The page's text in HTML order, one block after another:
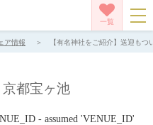
一覧
ア情報 【有名神社をご紹介】送迎も
都宝ヶ池
- assumed 'VENUE_ID'